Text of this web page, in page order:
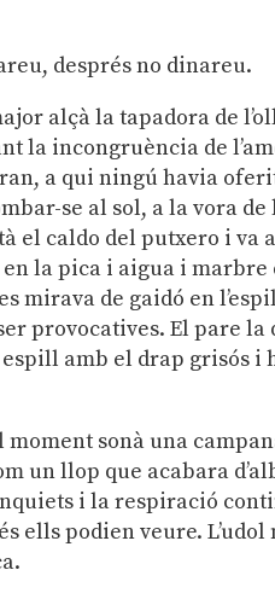
després no dinareu.
alçà la tapadora de
la incongruència de
a qui ningú havia
se al sol, a la vora
el caldo del putxero i va
en la pica i aigua i
mirava de gaidó en
provocatives. El pare la
amb el drap grisós i
moment sonà una
un llop que acabara
i la respiració
ells podien veure.